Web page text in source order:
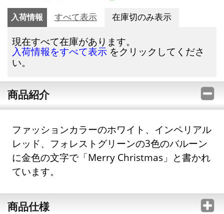
入荷情報 すべて表示 在庫切のみ表示
現在すべて在庫があります。
入荷情報をすべて表示 をクリックしてくださ
い。
商品紹介
ファッションカラーのホワイト、インペリアル
レッド、フォレストグリーンの3色のバルーン
に金色の文字で「Merry Christmas」と書かれ
ています。
商品仕様